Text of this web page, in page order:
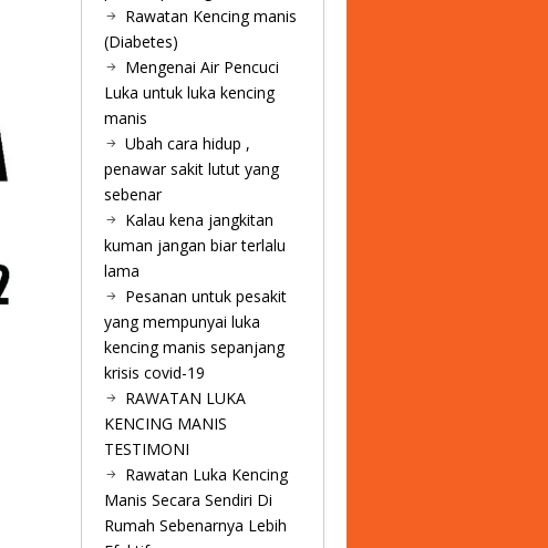
Rawatan Kencing manis
(Diabetes)
Mengenai Air Pencuci
Luka untuk luka kencing
manis
Ubah cara hidup ,
penawar sakit lutut yang
sebenar
Kalau kena jangkitan
kuman jangan biar terlalu
lama
Pesanan untuk pesakit
yang mempunyai luka
kencing manis sepanjang
krisis covid-19
RAWATAN LUKA
KENCING MANIS
TESTIMONI
Rawatan Luka Kencing
Manis Secara Sendiri Di
Rumah Sebenarnya Lebih